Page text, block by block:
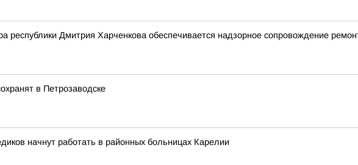
республики Дмитрия Харченкова обеспечивается надзорное сопровождение
в Петрозаводске
начнут работать в районных больницах Карелии